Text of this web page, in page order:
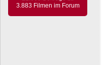
3.883 Filmen im Forum